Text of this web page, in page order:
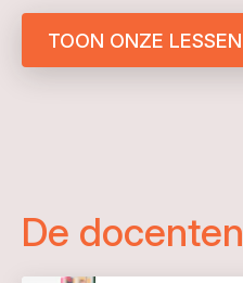
TOON ONZE LESSEN
De docenten